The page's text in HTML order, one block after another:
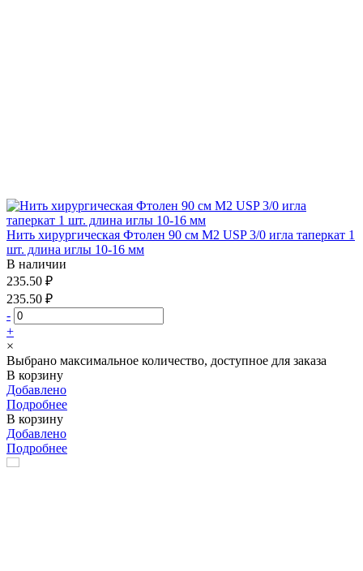
Нить хирургическая Фтолен 90 см М2 USP 3/0 игла таперкат 1
шт. длина иглы 10-16 мм
В наличии
235.50 ₽
235.50 ₽
-
+
×
Выбрано максимальное количество, доступное для заказа
В корзину
Добавлено
Подробнее
В корзину
Добавлено
Подробнее